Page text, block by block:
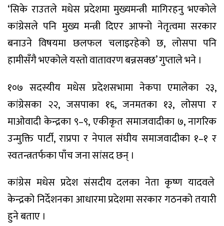
‘सिके राउतले मधेस प्रदेशमा मुख्यमन्त्री मागिरहनु भएकोले
कांग्रेसले पनि मुख्य मन्त्री दिएर आफ्नो नेतृत्वमा सरकार
बनाउने विषयमा छलफल चलाइरहेको छ, लोसपा पनि
हामीसँगै भएकोले यस्तो वातावरण बन्नसक्छ’ गुप्ताले भने ।
१०७ सदस्यीय मधेस प्रदेशसभामा नेकपा एमालेका २३,
कांग्रेसका २२, जसपाका १६, जनमतका १३, लोसपा र
माओवादी केन्द्रका ९–९, एकीकृत समाजवादीका ७, नागरिक
उन्मुक्ति पार्टी, राप्रपा र नेपाल संघीय समाजवादीका १–१ र
स्वतन्त्रतर्फका पाँच जना सांसद छन् ।
कांग्रेस मधेस प्रदेश संसदीय दलका नेता कृष्ण यादवले
केन्द्रको निर्देशनका आधारमा प्रदेशमा सरकार गठनको तयारी
हुने बताए ।